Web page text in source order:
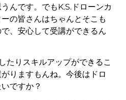
んです。でもK.S.ドローンカ
の皆さんはちゃんとそこも
、安心して受講ができるん
たりスキルアップができるこ
りますもんね。今後はドロ
ですか？